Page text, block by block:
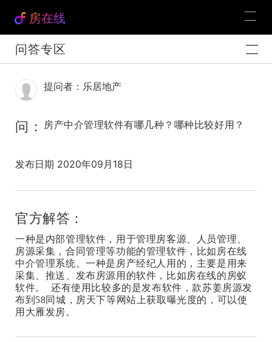
房在线
问答专区
提问者：乐居地产
问： 房产中介管理软件有哪几种？哪种比较好用？
发布日期 2020年09月18日
官方解答：
一种是内部管理软件，用于管理房客源、人员管理、
房源采集，合同管理等功能的管理软件，比如房在线
中介管理系统。一种是房产经纪人用的，主要是用来
采集、推送、发布房源用的软件，比如房在线的房蚁
软件。 还有使用比较多的是发布软件，款苏姜房源发
布到58同城，房天下等网站上获取曝光度的，可以使
用大雁发房。